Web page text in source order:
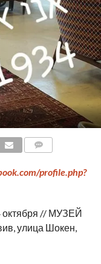
profile.php?
октября // МУЗЕЙ
улица Шокен,